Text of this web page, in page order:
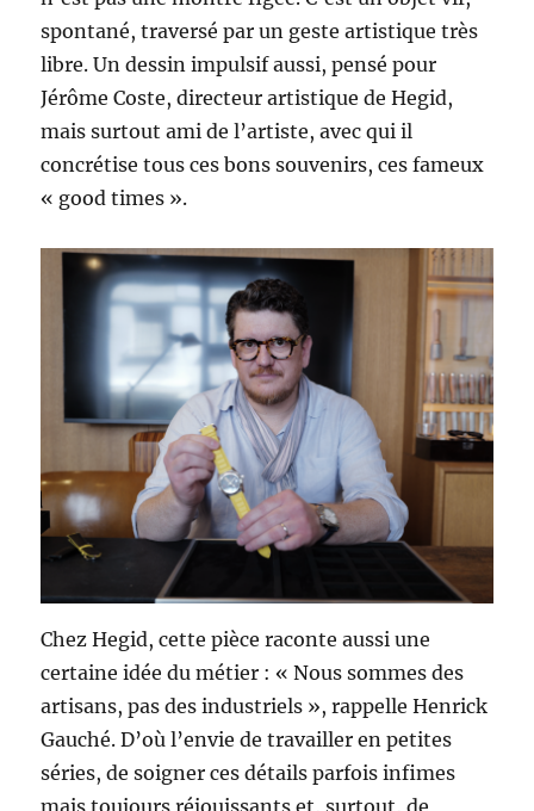
spontané, traversé par un geste artistique très
libre. Un dessin impulsif aussi, pensé pour
Jérôme Coste, directeur artistique de Hegid,
mais surtout ami de l’artiste, avec qui il
concrétise tous ces bons souvenirs, ces fameux
« good times ».
Chez Hegid, cette pièce raconte aussi une
certaine idée du métier : « Nous sommes des
artisans, pas des industriels », rappelle Henrick
Gauché. D’où l’envie de travailler en petites
séries, de soigner ces détails parfois infimes
mais toujours réjouissants et, surtout, de